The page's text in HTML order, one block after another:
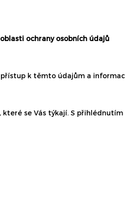
ochrany osobních údajů
k těmto údajům a
se Vás týkají. S